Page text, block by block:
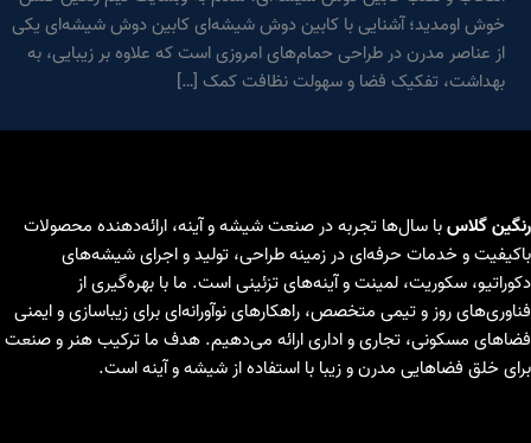
خوش اومدید؛ آشنایی با کابین دوش شیشه‌ای کابین دوش شیشه‌ای یکی
از عناصر مدرن در طراحی حمام‌های امروزی است که علاوه بر زیبایی، به
بهداشت، تفکیک فضا و سهولت نظافت کمک […]
رنگین گلاسبا سال‌ها تجربه در صنعت شیشه و آینه، ارائه‌دهنده محصولات
باکیفیت و خدمات حرفه‌ای در زمینه طراحی، تولید و اجرای شیشه‌های
دکوراتیو، سکوریت، لمینت و آینه‌های تزئینی است. ما با بهره‌گیری از
فناوری‌های روز و تیمی متخصص، راهکارهای نوآورانه‌ای برای زیباسازی و ایمنی
فضاهای مسکونی، تجاری و اداری ارائه می‌دهیم. هدف ما ترکیب هنر و صنعت
برای خلق فضاهایی مدرن و زیبا با استفاده از شیشه و آینه است.